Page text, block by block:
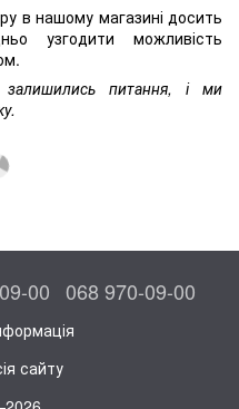
в нашому магазині досить
узгодити можливість
питання, і ми
00 068 970-09-00
сайту